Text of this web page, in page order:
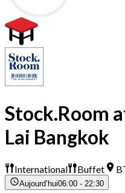
Stock.Room
Lai Bangkok
International Buffet
Aujourd’hui06:00 - 22:30